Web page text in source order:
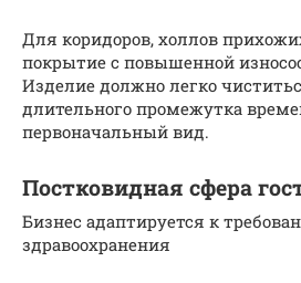
Для коридоров, холлов
покрытие с повышенной
Изделие должно легко
длительного промежутка
первоначальный вид.
Постковидная сфера
Бизнес адаптируется к
здравоохранения